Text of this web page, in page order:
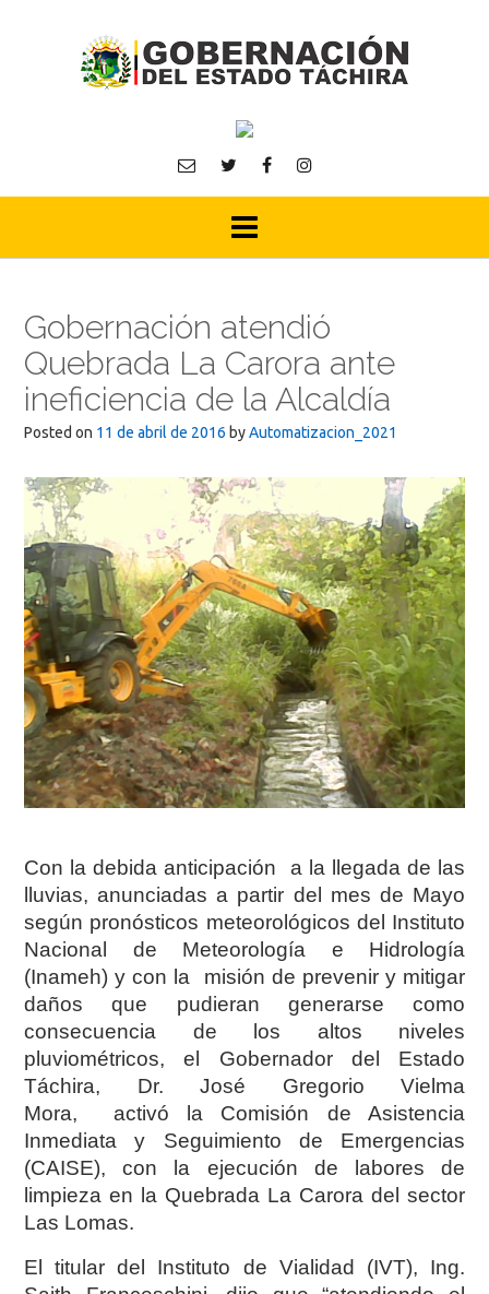
Gobernación atendió
Quebrada La Carora ante
ineficiencia de la Alcaldía
Posted on 11 de abril de 2016 byAutomatizacion_2021
Con la debida anticipación a la llegada de las
lluvias, anunciadas a partir del mes de Mayo
según pronósticos meteorológicos del Instituto
Nacional de Meteorología e Hidrología
(Inameh) y con la misión de prevenir y mitigar
daños que pudieran generarse como
consecuencia de los altos niveles
pluviométricos, el Gobernador del Estado
Táchira, Dr. José Gregorio Vielma
Mora, activó la Comisión de Asistencia
Inmediata y Seguimiento de Emergencias
(CAISE), con la ejecución de labores de
limpieza en la Quebrada La Carora del sector
Las Lomas.
El titular del Instituto de Vialidad (IVT), Ing.